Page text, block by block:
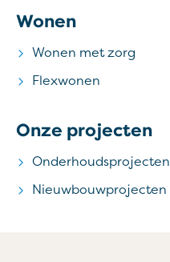
Wonen
Wonen met zorg
Flexwonen
Onze projecten
Onderhoudsprojecten
Nieuwbouwprojecten